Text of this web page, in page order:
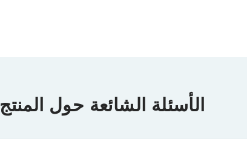
الأسئلة الشائعة حول المنتج